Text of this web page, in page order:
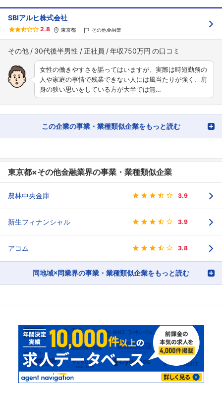
SBIアルヒ株式会社
2.8 東京都 その他金融業
その他 30代後半男性 正社員 年収750万円
女性の働きやすさを謳ってはいますが、実際は時短勤務の
人や家庭の事情で残業できない人には風当たりが強く、肩
身の狭い思いをしている方が大半では無…
この企業の事業・業種類似企業をもっと読む
東京都×その他金融業界の事業・業種類似企業
農林中央金庫 3.9
新生フィナンシャル 3.9
アコム 3.8
同地域×同業界の事業・業種類似企業をもっと読む